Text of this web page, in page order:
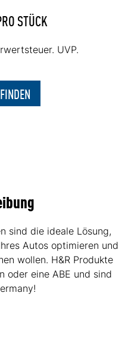
STÜCK
UVP.
sind die ideale Lösung,
Autos optimieren und
wollen. H&R Produkte
oder eine ABE und sind